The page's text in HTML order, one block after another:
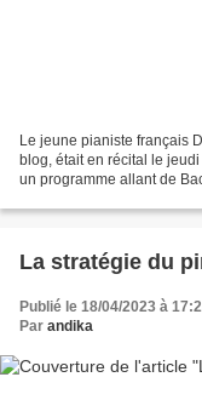
Le jeune pianiste français
blog, était en récital le
un programme allant de
La stratégie du
Publié le 18/04/2023 à
Par andika